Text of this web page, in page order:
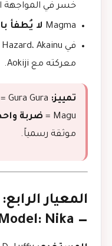
خسر في المواجهة
Magma لا يُطفأ
في Punk Hazard، Akainu غيّر
معركته مع Aokiji.
تمييز:
Magu =
ضربة
موثقة رسمياً.
المعيار
— Hito Hito no Mi, Model: Nika